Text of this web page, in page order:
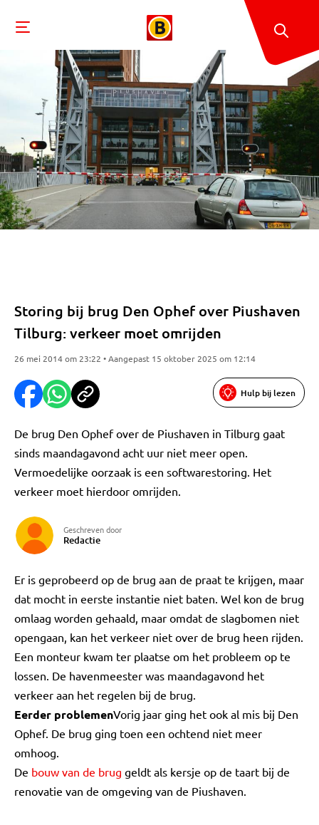
Storing bij brug Den Ophef over Piushaven
Tilburg: verkeer moet omrijden
26 mei 2014 om 23:22 • Aangepast 15 oktober 2025 om 12:14
Hulp bij lezen
De brug Den Ophef over de Piushaven in Tilburg gaat
sinds maandagavond acht uur niet meer open.
Vermoedelijke oorzaak is een softwarestoring. Het
verkeer moet hierdoor omrijden.
Geschreven door
Redactie
Er is geprobeerd op de brug aan de praat te krijgen, maar
dat mocht in eerste instantie niet baten. Wel kon de brug
omlaag worden gehaald, maar omdat de slagbomen niet
opengaan, kan het verkeer niet over de brug heen rijden.
Een monteur kwam ter plaatse om het probleem op te
lossen. De havenmeester was maandagavond het
verkeer aan het regelen bij de brug.
Eerder problemenVorig jaar ging het ook al mis bij Den
Ophef. De brug ging toen een ochtend niet meer
omhoog.
De bouw van de brug geldt als kersje op de taart bij de
renovatie van de omgeving van de Piushaven.